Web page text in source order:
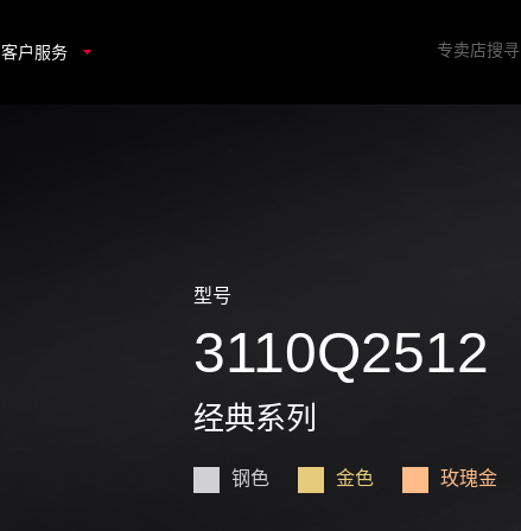
客户服务 专卖店搜寻
型号
3110Q2512
经典系列
钢色 金色 玫瑰金